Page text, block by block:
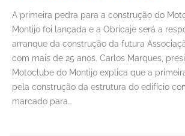
A primeira pedra para a construção do
Montijo foi lançada e a Obricaje será a
arranque da construção da futura
com mais de 25 anos. Carlos Marques,
Motoclube do Montijo explica que a
pela construção da estrutura do edifício
marcado para…